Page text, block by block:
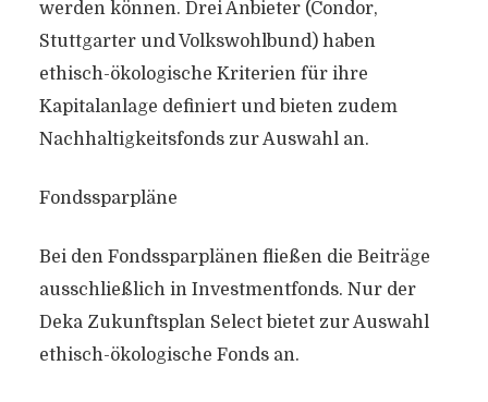
werden können. Drei Anbieter (Condor,
Stuttgarter und Volkswohlbund) haben
ethisch-ökologische Kriterien für ihre
Kapitalanlage definiert und bieten zudem
Nachhaltigkeitsfonds zur Auswahl an.
Fondssparpläne
Bei den Fondssparplänen fließen die Beiträge
ausschließlich in Investmentfonds. Nur der
Deka Zukunftsplan Select bietet zur Auswahl
ethisch-ökologische Fonds an.